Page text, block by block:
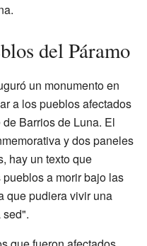
del Páramo
un monumento en
a los pueblos afectados
Barrios de Luna. El
y dos paneles
hay un texto que
a morir bajo las
que pudiera vivir una